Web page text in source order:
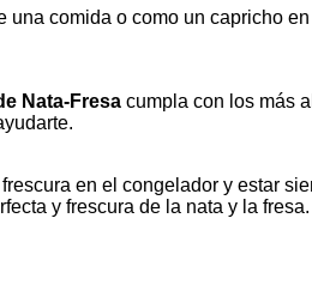
comida o como un capricho
Nata-Fresa cumpla con los más
en el congelador y estar
y frescura de la nata y la fresa.